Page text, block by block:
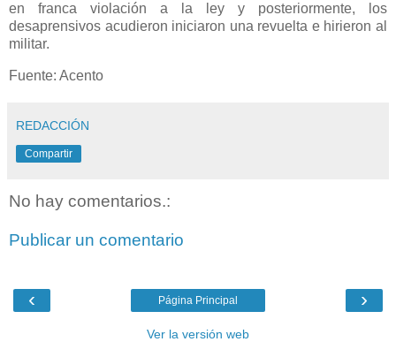
en franca violación a la ley y posteriormente, los
desaprensivos acudieron iniciaron una revuelta e hirieron al
militar.
Fuente: Acento
REDACCIÓN
Compartir
No hay comentarios.:
Publicar un comentario
‹ ›
Página Principal
Ver la versión web